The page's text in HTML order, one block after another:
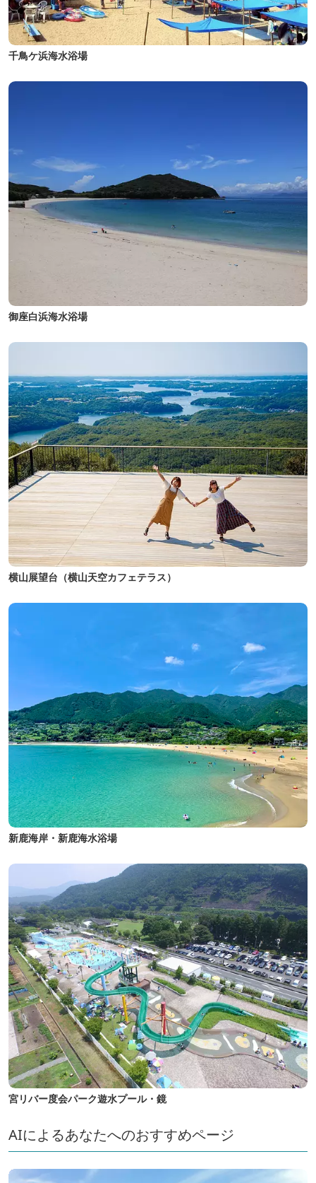
千鳥ケ浜海水浴場
御座白浜海水浴場
横山展望台（横山天空カフェテラス）
新鹿海岸・新鹿海水浴場
宮リバー度会パーク遊水プール・鏡
AIによるあなたへのおすすめページ